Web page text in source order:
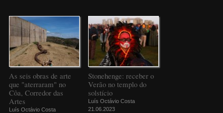
As seis obras de arte
que "aterraram" no
Côa, Corredor das
Artes
Luís Octávio Costa
Stonehenge: receber o
Verão no templo do
solstício
Luís Octávio Costa
21.06.2023